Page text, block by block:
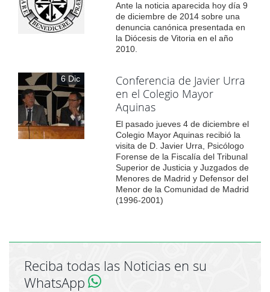
Ante la noticia aparecida hoy día 9
de diciembre de 2014 sobre una
denuncia canónica presentada en
la Diócesis de Vitoria en el año
2010.
6 Dic
Conferencia de Javier Urra
en el Colegio Mayor
Aquinas
El pasado jueves 4 de diciembre el
Colegio Mayor Aquinas recibió la
visita de D. Javier Urra, Psicólogo
Forense de la Fiscalía del Tribunal
Superior de Justicia y Juzgados de
Menores de Madrid y Defensor del
Menor de la Comunidad de Madrid
(1996-2001)
Reciba todas las Noticias en su
WhatsApp